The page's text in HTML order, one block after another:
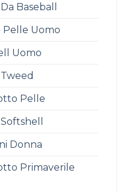
Baseball
Pelle Uomo
Uomo
Pelle
Donna
Primaverile